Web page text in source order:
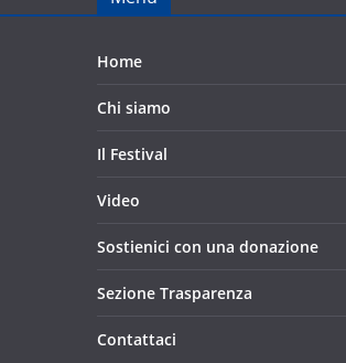
Home
Chi siamo
Il Festival
Video
Sostienici con una donazione
Sezione Trasparenza
Contattaci